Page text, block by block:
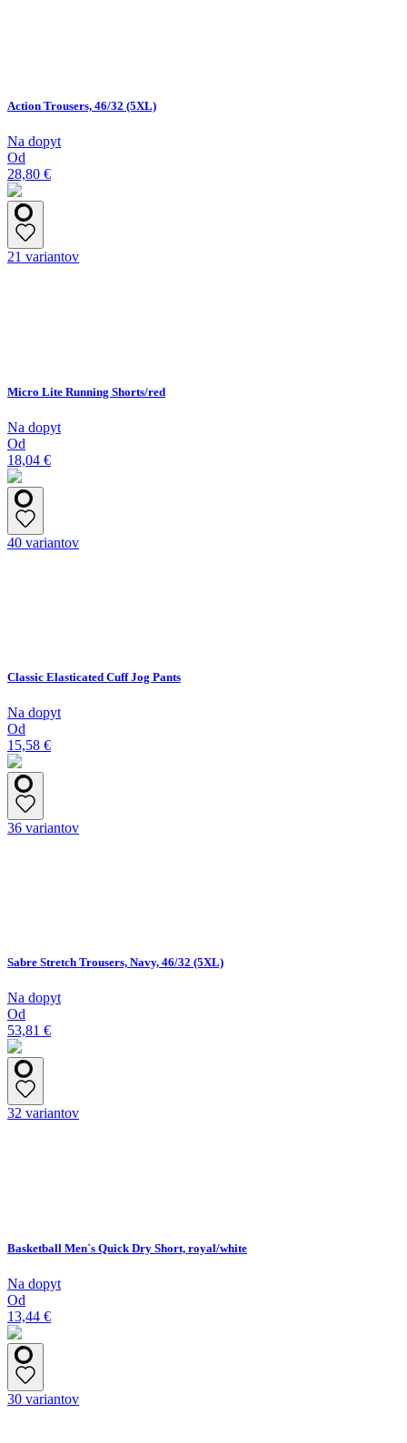
Action Trousers, 46/32 (5XL)
Na dopyt
Od
28,80 €
21 variantov
Micro Lite Running Shorts/red
Na dopyt
Od
18,04 €
40 variantov
Classic Elasticated Cuff Jog Pants
Na dopyt
Od
15,58 €
36 variantov
Sabre Stretch Trousers, Navy, 46/32 (5XL)
Na dopyt
Od
53,81 €
32 variantov
Basketball Men`s Quick Dry Short, royal/white
Na dopyt
Od
13,44 €
30 variantov